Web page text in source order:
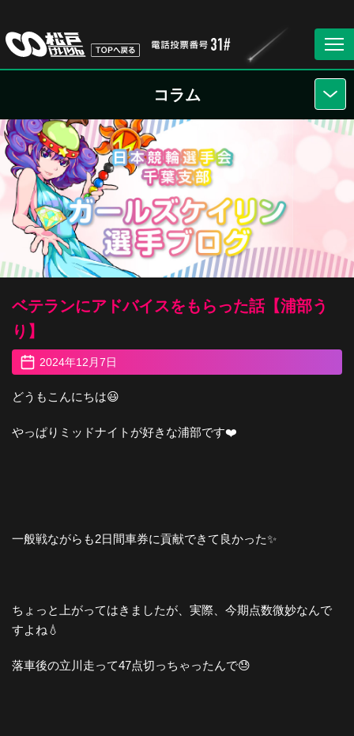
コラム
ベテランにアドバイスをもらった話【浦部う
り】
2024年12月7日
どうもこんにちは😃
やっぱりミッドナイトが好きな浦部です❤️
一般戦ながらも2日間車券に貢献できて良かった✨
ちょっと上がってはきましたが、実際、今期点数微妙なんで
すよね💧
落車後の立川走って47点切っちゃったんで😓